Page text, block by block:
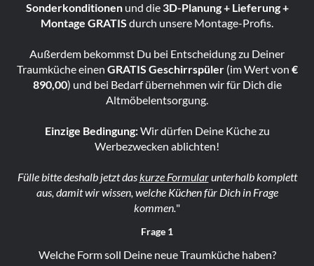
Sonderkonditionenund die3D-Planung + Lieferung +
Montage GRATIS durch unsere Montage-Profis.
Außerdem bekommst Du bei Entscheidung zu Deiner
Traumküche einen GRATIS Geschirrspüler(im Wert von €
890,00) und bei Bedarf übernehmen wir für Dich die
Altmöbelentsorgung.
Einzige Bedingung:Wir dürfen Deine Küche zu
Werbezwecken ablichten!
Fülle bitte deshalb jetzt daskurze Formularunterhalb komplett
aus, damit wir wissen, welche Küchen für Dich in Frage
kommen."
Frage 1
Welche Form soll Deine neue Traumküche haben?